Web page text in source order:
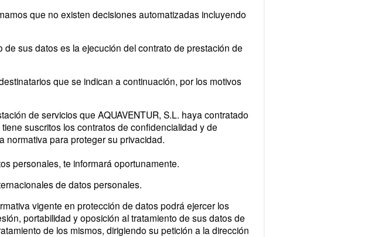
que no existen decisiones automatizadas incluyendo
de sus datos es la ejecución del contrato de prestación de
que se indican a continuación, por los motivos
de servicios que AQUAVENTUR, S.L. haya contratado
suscritos los contratos de confidencialidad y de
normativa para proteger su privacidad.
personales, te informará oportunamente.
de datos personales.
vigente en protección de datos podrá ejercer los
portabilidad y oposición al tratamiento de sus datos de
de los mismos, dirigiendo su petición a la dirección